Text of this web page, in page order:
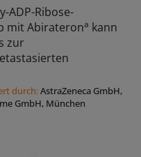
ADP-Ribose-
mit Abiraterona kann
zur
durch:AstraZeneca GmbH,
GmbH, München